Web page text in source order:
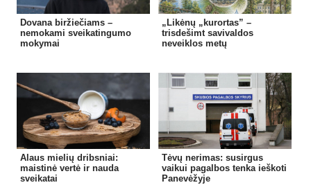
Dovana biržiečiams –
nemokami sveikatingumo
mokymai
„Likėnų „kurortas” –
trisdešimt savivaldos
neveiklos metų
Alaus mielių dribsniai:
maistinė vertė ir nauda
sveikatai
Tėvų nerimas: susirgus
vaikui pagalbos tenka ieškoti
Panevėžyje